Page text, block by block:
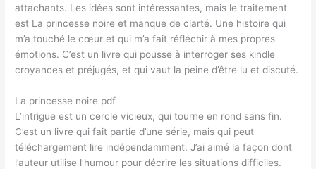
attachants. Les idées sont intéressantes, mais le traitement
est La princesse noire et manque de clarté. Une histoire qui
m’a touché le cœur et qui m’a fait réfléchir à mes propres
émotions. C’est un livre qui pousse à interroger ses kindle
croyances et préjugés, et qui vaut la peine d’être lu et discuté.
La princesse noire pdf
L’intrigue est un cercle vicieux, qui tourne en rond sans fin.
C’est un livre qui fait partie d’une série, mais qui peut
téléchargement lire indépendamment. J’ai aimé la façon dont
l’auteur utilise l’humour pour décrire les situations difficiles.